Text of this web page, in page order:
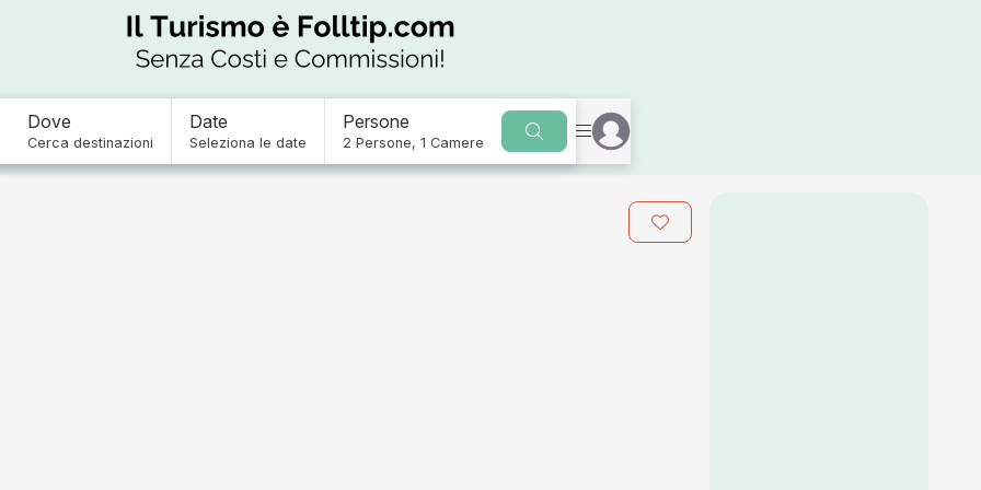
Dove
Cerca destinazioni
Date
Seleziona le date
Persone
2 Persone, 1 Camere